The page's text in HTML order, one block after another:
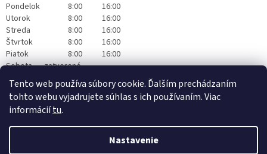
Tento web používa súbory cookie. Ďalším prechádzaním
tohto webu vyjadrujete súhlas s ich používaním. Viac
informáciítu.
Nastavenie
Pondelok
8:00
16:00
Utorok
8:00
16:00
Streda
8:00
16:00
Štvrtok
8:00
16:00
Piatok
8:00
16:00
Sobota
zatvorené
Nedeľa
zatvorené
Vytvoril Shoptet|Realizoval Appgrade